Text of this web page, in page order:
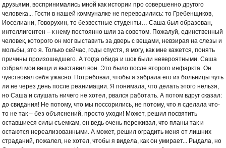
друзьями, воспринимались мной как истории про совершенно другого
человека... Гости в нашей коммуналке не переводились: то Гребенщиков,
Иоселиани, Говорухин, то безвестные студенты… Саша был образован,
интеллигентен – к нему постоянно шли за советом. Пожалуй, единственный
человек, которого он мог выставить за дверь с вещами, невзирая на слезы и
мольбы, это я. Только сейчас, годы спустя, я могу, как мне кажется, понять
причины произошедшего. А тогда обида и шок были невероятными. Саша
собрал мои вещи и выставил вон. Это было после второго инфаркта. Он
чувствовал себя ужасно. Потребовал, чтобы я забрала его из больницы чуть
ли не через день после реанимации. Я понимала, что делать этого нельзя,
но Саша и слушать ничего не хотел, рвался работать. А потом вдруг сказал:
до свидания! Не потому, что мы поссорились, не потому, что я сделала что-
то не так – без объяснений, просто уходи! Может, решил посвятить
оставшиеся силы съемкам, он ведь очень переживал, что планы так и
остаются нереализованными. А может, решил оградить меня от лишних
страданий, пожалел, не хотел, чтобы я видела, как он умирает... Рыдала, но